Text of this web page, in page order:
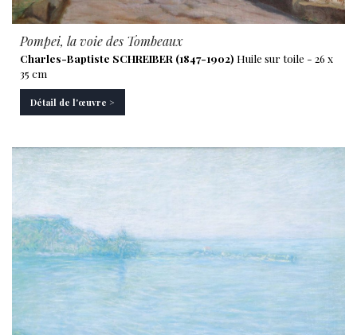
Pompei, la voie des Tombeaux
Charles-Baptiste SCHREIBER (1847-1902) Huile sur toile - 26 x
35 cm
Détail de l'œuvre >